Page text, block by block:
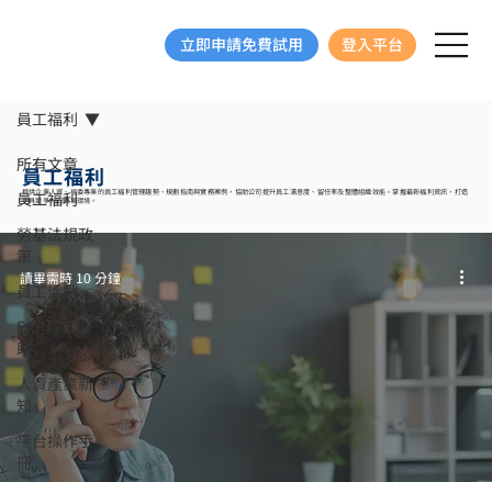
立即申請免費試用 登入平台
所有文章
員工福利
勞基法規政
策
員工活動
EAP員工協
助
人資產業新
知
平台操作手
冊
員工福利
員工福利
提供企業人資、福委專業的員工福利管理趨勢、規劃指南與實務案例，協助公司提升員工滿意度、留任率及整體組織效能。掌握最新福利資訊，打造
更具競爭力的職場環境。
讀畢需時 10 分鐘